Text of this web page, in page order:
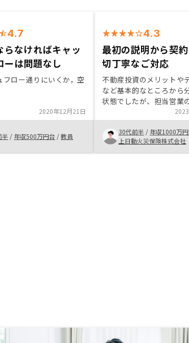
4.7
らなければキャッ
ーは問題なし
フロー通りにいくか，空
2020年12月21日
半 / 年収500万円台 /教員
4.3
最初の説明から契
切丁寧なご対応
不動産投資のメリットや
など基本的なところから
状態でしたが、担当営業
りやすく説明してくれま
に比べると不動産管理に
の実務がグループ会社で
る点がメリットに感じま
までの手続きについては
30代前半 / 年収1000万
上日動火災保険株式会社